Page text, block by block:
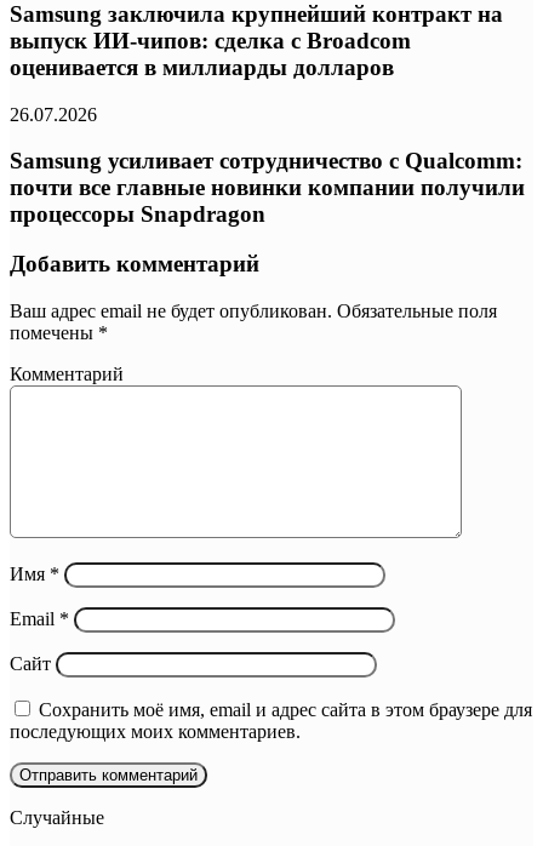
Samsung заключила крупнейший контракт на
выпуск ИИ-чипов: сделка с Broadcom
оценивается в миллиарды долларов
26.07.2026
Samsung усиливает сотрудничество с Qualcomm:
почти все главные новинки компании получили
процессоры Snapdragon
Добавить комментарий
Ваш адрес email не будет опубликован. Обязательные поля
помечены *
Комментарий
Имя *
Email *
Сайт
Сохранить моё имя, email и адрес сайта в этом браузере для
последующих моих комментариев.
Случайные